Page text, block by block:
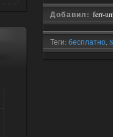
Добавил: ferr-
Теги: бесплатно